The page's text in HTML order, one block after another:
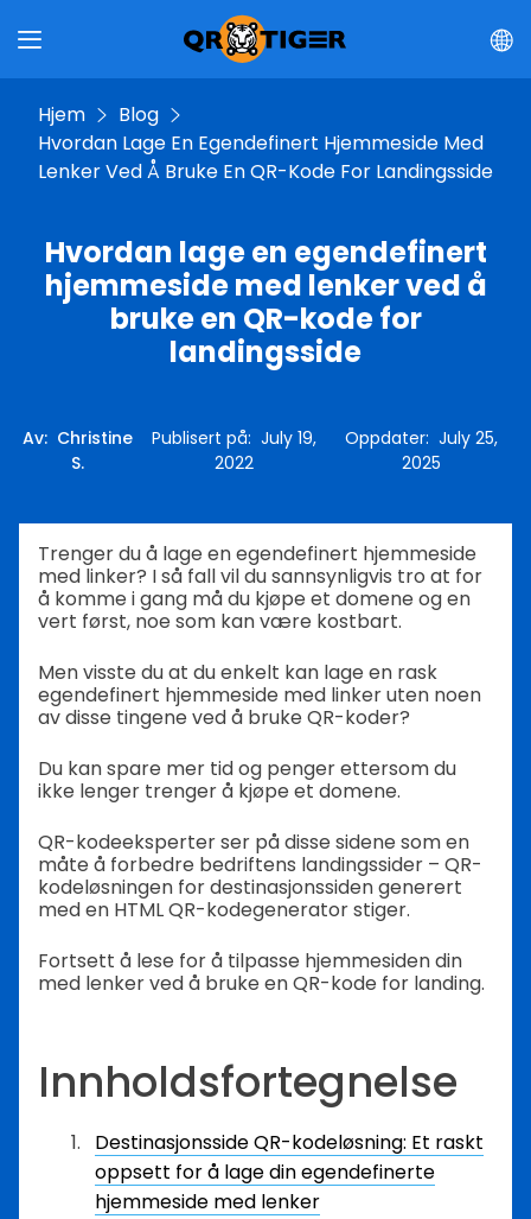
Hjem
Blog
Hvordan Lage En Egendefinert Hjemmeside Med
Lenker Ved Å Bruke En QR-Kode For Landingsside
Hvordan lage en egendefinert
hjemmeside med lenker ved å
bruke en QR-kode for
landingsside
Av: Christine
S.
Publisert på: July 19,
2022
Oppdater: July 25,
2025
Trenger du å lage en egendefinert hjemmeside
med linker? I så fall vil du sannsynligvis tro at for
å komme i gang må du kjøpe et domene og en
vert først, noe som kan være kostbart.
Men visste du at du enkelt kan lage en rask
egendefinert hjemmeside med linker uten noen
av disse tingene ved å bruke QR-koder?
Du kan spare mer tid og penger ettersom du
ikke lenger trenger å kjøpe et domene.
QR-kodeeksperter ser på disse sidene som en
måte å forbedre bedriftens landingssider – QR-
kodeløsningen for destinasjonssiden generert
med en HTML QR-kodegenerator stiger.
Fortsett å lese for å tilpasse hjemmesiden din
med lenker ved å bruke en QR-kode for landing.
Innholdsfortegnelse
Destinasjonsside QR-kodeløsning: Et raskt
oppsett for å lage din egendefinerte
hjemmeside med lenker